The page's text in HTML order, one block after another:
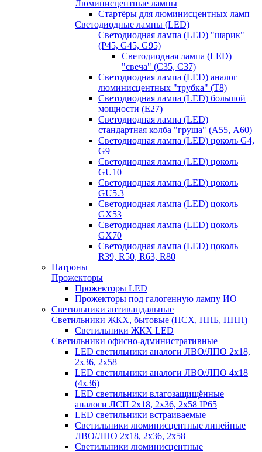
Люминисцентные лампы
Стартёры для люминисцентных ламп
Светодиодные лампы (LED)
Светодиодная лампа (LED) "шарик"
(P45, G45, G95)
Светодиодная лампа (LED)
"свеча" (С35, С37)
Светодиодная лампа (LED) аналог
люминисцентных "трубка" (T8)
Светодиодная лампа (LED) большой
мощности (Е27)
Светодиодная лампа (LED)
стандартная колба "груша" (А55, А60)
Светодиодная лампа (LED) цоколь G4,
G9
Светодиодная лампа (LED) цоколь
GU10
Светодиодная лампа (LED) цоколь
GU5.3
Светодиодная лампа (LED) цоколь
GX53
Светодиодная лампа (LED) цоколь
GX70
Светодиодная лампа (LED) цоколь
R39, R50, R63, R80
Патроны
Прожекторы
Прожекторы LED
Прожекторы под галогенную лампу ИО
Светильники антивандальные
Светильники ЖКХ, бытовые (ПСХ, НПБ, НПП)
Светильники ЖКХ LED
Светильники офисно-административные
LED светильники аналоги ЛВО/ЛПО 2х18,
2х36, 2х58
LED светильники аналоги ЛВО/ЛПО 4х18
(4х36)
LED светильники влагозащищённые
аналоги ЛСП 2х18, 2х36, 2х58 IP65
LED светильники встраиваемые
Светильники люминисцентные линейные
ЛВО/ЛПО 2х18, 2х36, 2х58
Светильники люминисцентные